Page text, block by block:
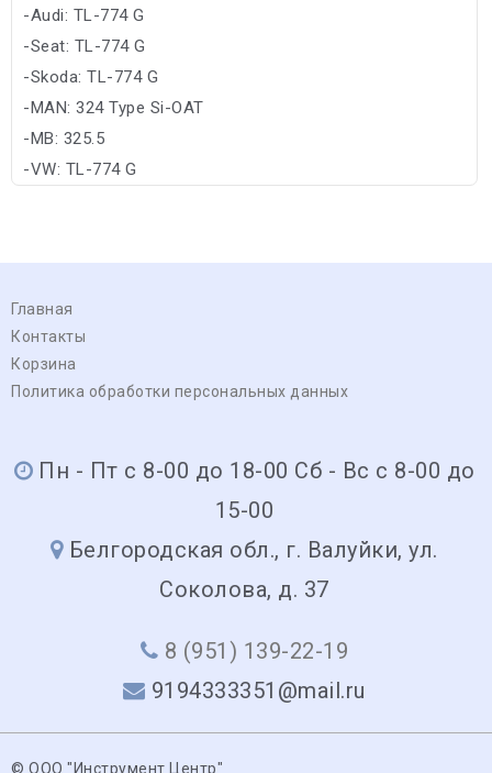
-Audi: TL-774 G
-Seat: TL-774 G
-Skoda: TL-774 G
-MAN: 324 Type Si-OAT
-MB: 325.5
-VW: TL-774 G
Главная
Контакты
Корзина
Политика обработки персональных данных
Пн - Пт с 8-00 до 18-00 Сб - Вс с 8-00 до
15-00
Белгородская обл., г. Валуйки, ул.
Соколова, д. 37
8 (951) 139-22-19
9194333351@mail.ru
© ООО "Инструмент Центр"